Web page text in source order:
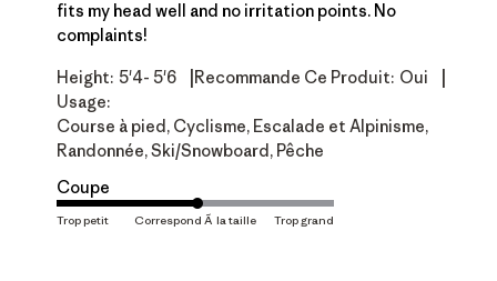
fits my head well and no irritation points. No
complaints!
Height: 5'4- 5'6 Recommande Ce Produit: Oui
Usage:
Course à pied, Cyclisme, Escalade et Alpinisme,
Randonnée, Ski/Snowboard, Pêche
Coupe